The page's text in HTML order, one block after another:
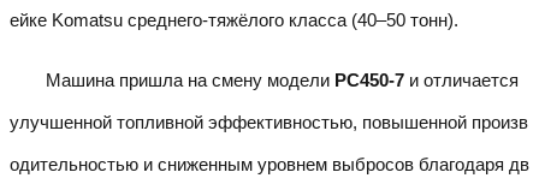
ейке Komatsu среднего-тяжёлого класса (40–50 тонн).
Машина пришла на смену модели PC450-7 и отличается
улучшенной топливной эффективностью, повышенной произв
одительностью и сниженным уровнем выбросов благодаря дв